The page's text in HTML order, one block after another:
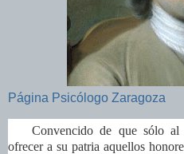
Página Psicólogo Zaragoza
Convencido de que sólo
ofrecer a su patria aquellos